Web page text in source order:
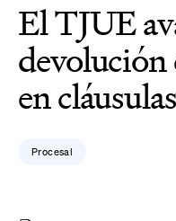
El TJUE
en
Procesal